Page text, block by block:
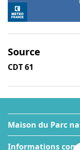
Source
CDT 61
Maison du Parc
Informations